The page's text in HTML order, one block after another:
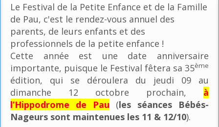
Le Festival de la Petite Enfance et de la Famille
de Pau, c'est le rendez-vous annuel des
parents, de leurs enfants et des
professionnels de la petite enfance !
Cette année est une date anniversaire
importante, puisque le Festival fêtera sa 35ème
édition, qui se déroulera du jeudi 09 au
dimanche 12 octobre prochain, à
l’Hippodrome de Pau (les séances Bébés-
Nageurs sont maintenues les 11 & 12/10).